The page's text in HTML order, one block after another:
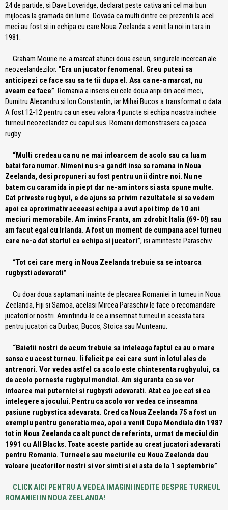
24 de partide, si Dave Loveridge, declarat peste cativa ani cel mai bun
mijlocas la gramada din lume. Dovada ca multi dintre cei prezenti la acel
meci au fost si in echipa cu care Noua Zeelanda a venit la noi in tara in
1981.
Graham Mourie ne-a marcat atunci doua eseuri, singurele incercari ale
neozeelandezilor. “Era un jucator fenomenal. Greu puteai sa
anticipezi ce face sau sa te tii dupa el. Asa ca ne-a marcat, nu
aveam ce face”. Romania a inscris cu cele doua aripi din acel meci,
Dumitru Alexandru si Ion Constantin, iar Mihai Bucos a transformat o data.
A fost 12-12 pentru ca un eseu valora 4 puncte si echipa noastra incheie
turneul neozeelandez cu capul sus. Romanii demonstrasera ca joaca
rugby.
“Multi credeau ca nu ne mai intoarcem de acolo sau ca luam
batai fara numar. Nimeni nu s-a gandit insa sa ramana in Noua
Zeelanda, desi propuneri au fost pentru unii dintre noi. Nu ne
batem cu caramida in piept dar ne-am intors si asta spune multe.
Cat priveste rugbyul, e de ajuns sa privim rezultatele si sa vedem
apoi ca aproximativ aceeasi echipa a avut apoi timp de 10 ani
meciuri memorabile. Am invins Franta, am zdrobit Italia (69-0!) sau
am facut egal cu Irlanda. A fost un moment de cumpana acel turneu
care ne-a dat startul ca echipa si jucatori”, isi aminteste Paraschiv.
“Tot cei care merg in Noua Zeelanda trebuie sa se intoarca
rugbysti adevarati”
Cu doar doua saptamani inainte de plecarea Romaniei in turneu in Noua
Zeelanda, Fiji si Samoa, acelasi Mircea Paraschiv le face o recomandare
jucatorilor nostri. Amintindu-le ce a insemnat turneul in aceasta tara
pentru jucatori ca Durbac, Bucos, Stoica sau Munteanu.
“Baietii nostri de acum trebuie sa inteleaga faptul ca au o mare
sansa cu acest turneu. Ii felicit pe cei care sunt in lotul ales de
antrenori. Vor vedea astfel ca acolo este chintesenta rugbyului, ca
de acolo porneste rugbyul mondial. Am siguranta ca se vor
intoarce mai puternici si rugbysti adevarati. Atat ca joc cat si ca
intelegere a jocului. Pentru ca acolo vor vedea ce inseamna
pasiune rugbystica adevarata. Cred ca Noua Zeelanda 75 a fost un
exemplu pentru generatia mea, apoi a venit Cupa Mondiala din 1987
tot in Noua Zeelanda ca alt punct de referinta, urmat de meciul din
1991 cu All Blacks. Toate aceste partide au creat jucatori adevarati
pentru Romania. Turneele sau meciurile cu Noua Zeelanda dau
valoare jucatorilor nostri si vor simti si ei asta de la 1 septembrie”.
CLICK AICI PENTRU A VEDEA IMAGINI INEDITE DESPRE TURNEUL
ROMANIEI IN NOUA ZEELANDA!